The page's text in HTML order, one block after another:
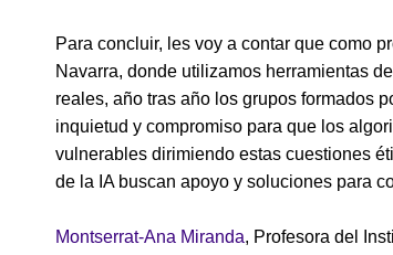
Para concluir, les voy a contar que como
Navarra, donde utilizamos herramientas
reales, año tras año los grupos formados
inquietud y compromiso para que los
vulnerables dirimiendo estas cuestiones
de la IA buscan apoyo y soluciones para
Montserrat-Ana Miranda, Profesora del